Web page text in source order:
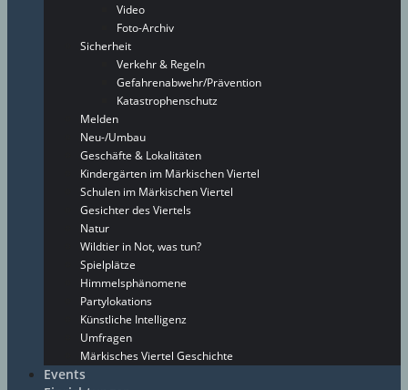
Video
Foto-Archiv
Sicherheit
Verkehr & Regeln
Gefahrenabwehr/Prävention
Katastrophenschutz
Melden
Neu-/Umbau
Geschäfte & Lokalitäten
Kindergärten im Märkischen Viertel
Schulen im Märkischen Viertel
Gesichter des Viertels
Natur
Wildtier in Not, was tun?
Spielplätze
Himmelsphänomene
Partylokations
Künstliche Intelligenz
Umfragen
Märkisches Viertel Geschichte
Events